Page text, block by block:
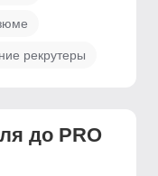
рекрутеры
до PRO